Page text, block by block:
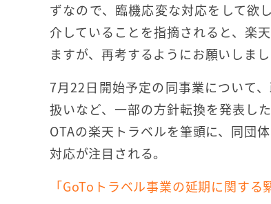
ずなので、臨機応変な対応をして欲
介していることを指摘されると、楽
ますが、再考するようにお願いしま
7月22日開始予定の同事業について
扱いなど、一部の方針転換を発表し
OTAの楽天トラベルを筆頭に、同団
対応が注目される。
「GoToトラベル事業の延期に関す